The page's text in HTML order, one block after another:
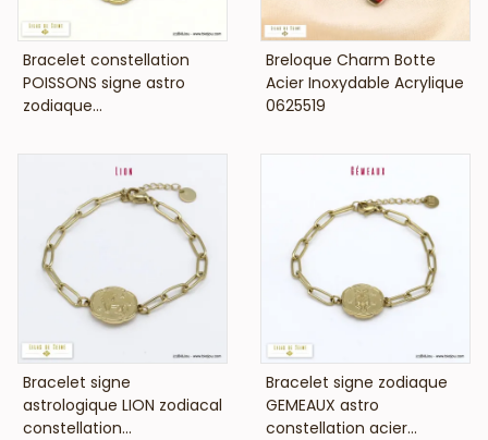
VOIR LE PRIX
Bracelet constellation
POISSONS signe astro
zodiaque...
VOIR LE PRIX
Breloque Charm Botte
Acier Inoxydable Acrylique
0625519
VOIR LE PRIX
Bracelet signe
astrologique LION zodiacal
constellation...
VOIR LE PRIX
Bracelet signe zodiaque
GEMEAUX astro
constellation acier...